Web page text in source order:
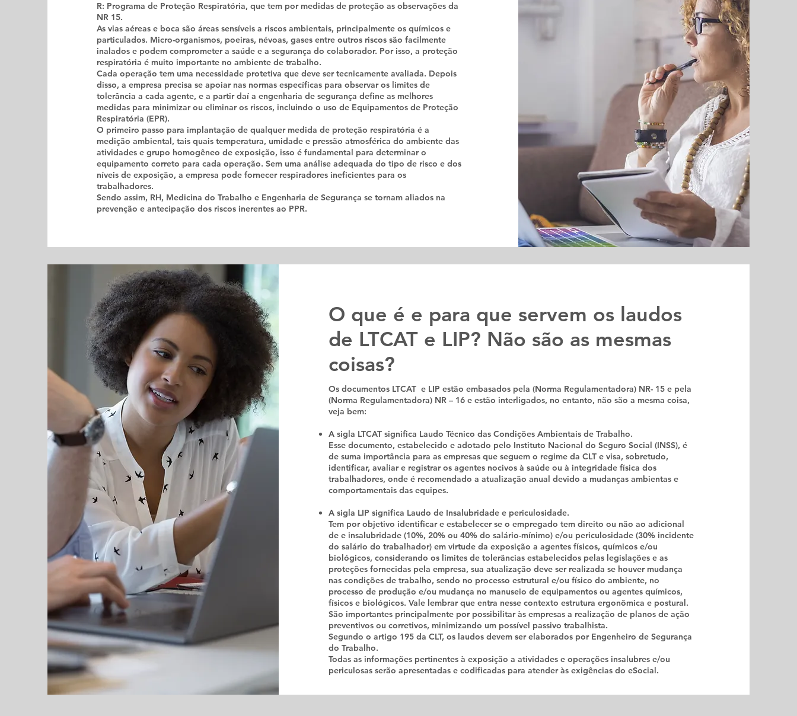
R: Programa de Proteção Respiratória, que tem por medidas de proteção as observações da
NR 15.
As vias aéreas e boca são áreas sensíveis a riscos ambientais, principalmente os químicos e
particulados. Micro-organismos, poeiras, névoas, gases entre outros riscos são facilmente
inalados e podem comprometer a saúde e a segurança do colaborador. Por isso, a proteção
respiratória é muito importante no ambiente de trabalho.
Cada operação tem uma necessidade protetiva que deve ser tecnicamente avaliada. Depois
disso, a empresa precisa se apoiar nas normas específicas para observar os limites de
tolerância a cada agente, e a partir daí a engenharia de segurança define as melhores
medidas para minimizar ou eliminar os riscos, incluindo o uso de Equipamentos de Proteção
Respiratória (EPR).
O primeiro passo para implantação de qualquer medida de proteção respiratória é a
medição ambiental, tais quais temperatura, umidade e pressão atmosférica do ambiente das
atividades e grupo homogêneo de exposição, isso é fundamental para determinar o
equipamento correto para cada operação. Sem uma análise adequada do tipo de risco e dos
níveis de exposição, a empresa pode fornecer respiradores ineficientes para os
trabalhadores.
Sendo assim, RH, Medicina do Trabalho e Engenharia de Segurança se tornam aliados na
prevenção e antecipação dos riscos inerentes ao PPR.
O que é e para que servem os laudos
de LTCAT e LIP? Não são as mesmas
coisas?
Os documentos LTCAT e LIP estão embasados pela (Norma Regulamentadora) NR- 15 e pela
(Norma Regulamentadora) NR – 16 e estão interligados, no entanto, não são a mesma coisa,
veja bem:
A sigla LTCAT significa Laudo Técnico das Condições Ambientais de Trabalho.
Esse documento, estabelecido e adotado pelo Instituto Nacional do Seguro Social (INSS), é
de suma importância para as empresas que seguem o regime da CLT e visa, sobretudo,
identificar, avaliar e registrar os agentes nocivos à saúde ou à integridade física dos
trabalhadores, onde é recomendado a atualização anual devido a mudanças ambientas e
comportamentais das equipes.
A sigla LIP significa Laudo de Insalubridade e periculosidade.
Tem por objetivo identificar e estabelecer se o empregado tem direito ou não ao adicional
de e insalubridade (10%, 20% ou 40% do salário-mínimo) e/ou periculosidade (30% incidente
do salário do trabalhador) em virtude da exposição a agentes físicos, químicos e/ou
biológicos, considerando os limites de tolerâncias estabelecidos pelas legislações e as
proteções fornecidas pela empresa, sua atualização deve ser realizada se houver mudança
nas condições de trabalho, sendo no processo estrutural e/ou físico do ambiente, no
processo de produção e/ou mudança no manuseio de equipamentos ou agentes químicos,
físicos e biológicos. Vale lembrar que entra nesse contexto estrutura ergonômica e postural.
São importantes principalmente por possibilitar às empresas a realização de planos de ação
preventivos ou corretivos, minimizando um possível passivo trabalhista.
Segundo o artigo 195 da CLT, os laudos devem ser elaborados por Engenheiro de Segurança
do Trabalho.
Todas as informações pertinentes à exposição a atividades e operações insalubres e/ou
periculosas serão apresentadas e codificadas para atender às exigências do eSocial.